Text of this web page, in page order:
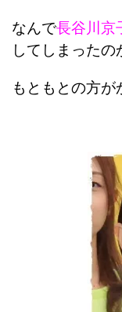
なんで長谷川京
してしまったの
もともとの方が